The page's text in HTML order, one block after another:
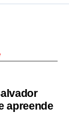
apreende